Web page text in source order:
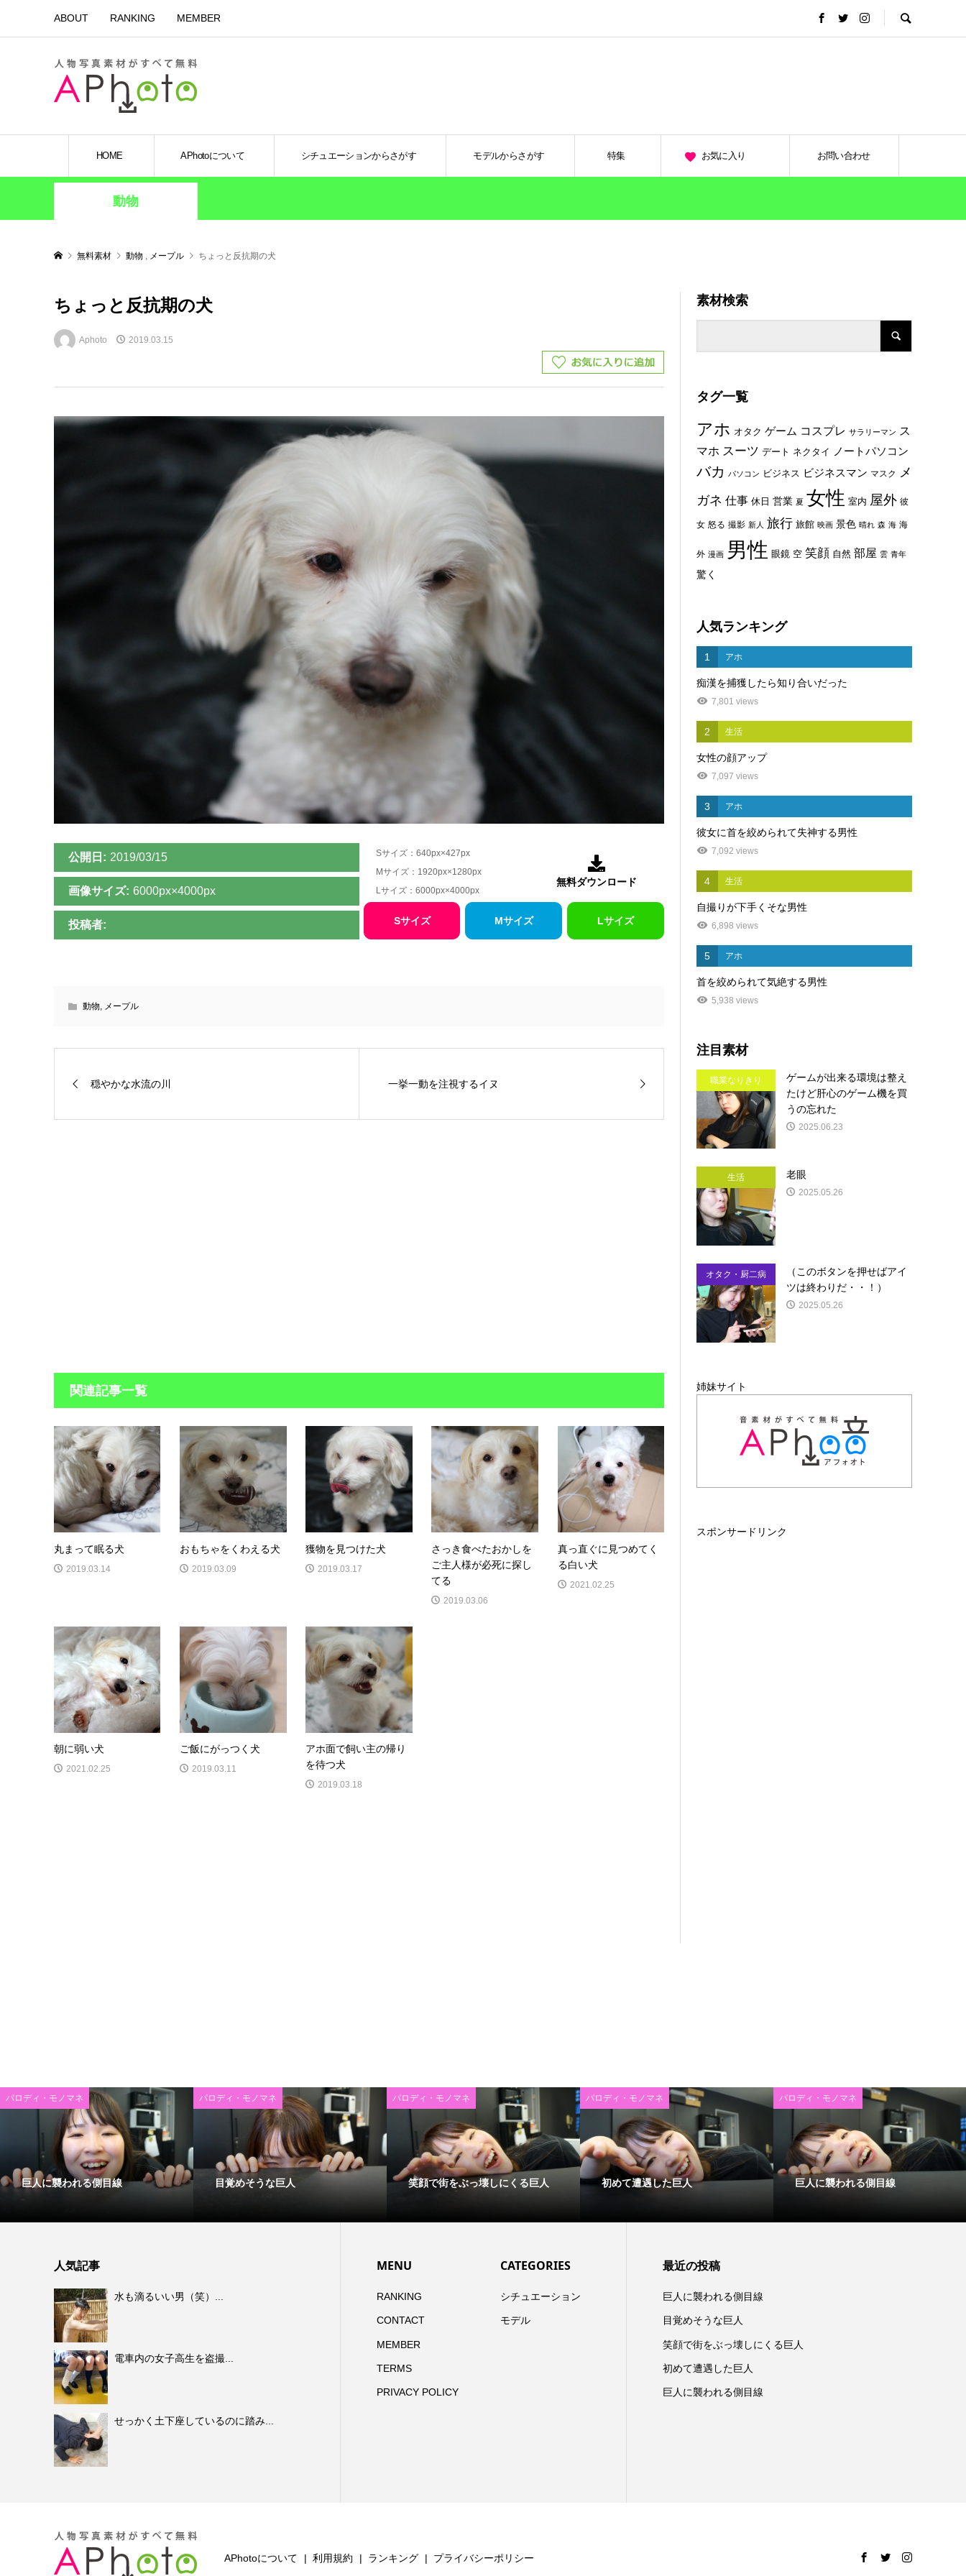
ABOUT RANKING MEMBER
HOME APhotoについて シチュエーションからさがす モデルからさがす 特集 お気に入り お問い合わせ
動物
無料素材 動物 , メープル ちょっと反抗期の犬
ちょっと反抗期の犬
Aphoto 2019.03.15
公開日: 2019/03/15
画像サイズ: 6000px×4000px
投稿者:
Sサイズ：640px×427px
Mサイズ：1920px×1280px
Lサイズ：6000px×4000px

無料ダウンロード
Sサイズ Mサイズ Lサイズ
動物 メープル
穏やかな水流の川 一挙一動を注視するイヌ
関連記事一覧
丸まって眠る犬
2019.03.14
おもちゃをくわえる犬
2019.03.09
獲物を見つけた犬
2019.03.17
さっき食べたおかしを
ご主人様が必死に探し
てる
2019.03.06
真っ直ぐに見つめてく
る白い犬
2021.02.25
朝に弱い犬
2021.02.25
ご飯にがっつく犬
2019.03.11
アホ面で飼い主の帰り
を待つ犬
2019.03.18
素材検索
タグ一覧
アホ オタク ゲーム コスプレ サラリーマン ス
マホ スーツ デート ネクタイ ノートパソコン
バカ パソコン ビジネス ビジネスマン マスク メ
ガネ 仕事 休日 営業 夏 女性 室内 屋外 彼
女 怒る 撮影 新人 旅行 旅館 映画 景色 晴れ 森 海 海
外 漫画 男性 眼鏡 空 笑顔 自然 部屋 雲 青年
驚く
人気ランキング
1 アホ
痴漢を捕獲したら知り合いだった
7,801 views
2 生活
女性の顔アップ
7,097 views
3 アホ
彼女に首を絞められて失神する男性
7,092 views
4 生活
自撮りが下手くそな男性
6,898 views
5 アホ
首を絞められて気絶する男性
5,938 views
注目素材
職業なりきり
ゲームが出来る環境は整え
たけど肝心のゲーム機を買
うの忘れた
2025.06.23
生活 老眼
2025.05.26
オタク・厨二病
（このボタンを押せばアイ
ツは終わりだ・・！）
2025.05.26
姉妹サイト
スポンサードリンク
パロディ・モノマネ
巨人に襲われる側目線
パロディ・モノマネ
目覚めそうな巨人
パロディ・モノマネ
笑顔で街をぶっ壊しにくる巨人
パロディ・モノマネ
初めて遭遇した巨人
パロディ・モノマネ
巨人に襲われる側目線
人気記事
水も滴るいい男（笑）...
電車内の女子高生を盗撮...
せっかく土下座しているのに踏み...
MENU
RANKING
CONTACT
MEMBER
TERMS
PRIVACY POLICY
CATEGORIES
シチュエーション
モデル
最近の投稿
巨人に襲われる側目線
目覚めそうな巨人
笑顔で街をぶっ壊しにくる巨人
初めて遭遇した巨人
巨人に襲われる側目線
APhotoについて 利用規約 ランキング プライバシーポリシー